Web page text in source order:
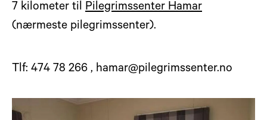
7 kilometer til Pilegrimssenter Hamar
(nærmeste pilegrimssenter).
Tlf: 474 78 266 , hamar@pilegrimssenter.no